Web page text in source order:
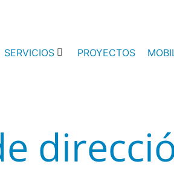
SERVICIOS PROYECTOS